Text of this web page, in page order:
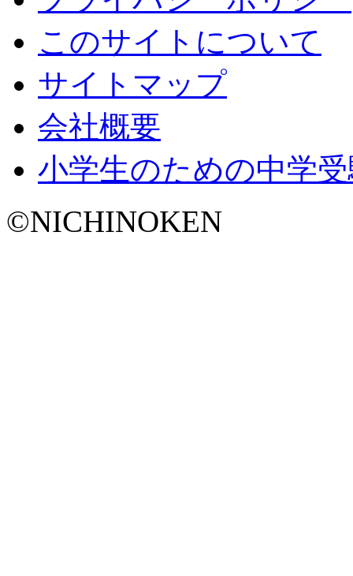
このサイトについて
サイトマップ
会社概要
小学生のための中学
©NICHINOKEN